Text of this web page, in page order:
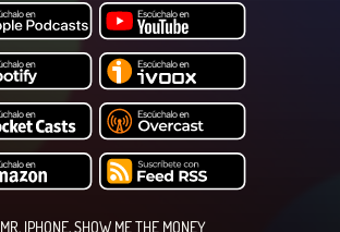
MR. IPHONE, SHOW ME THE MONEY